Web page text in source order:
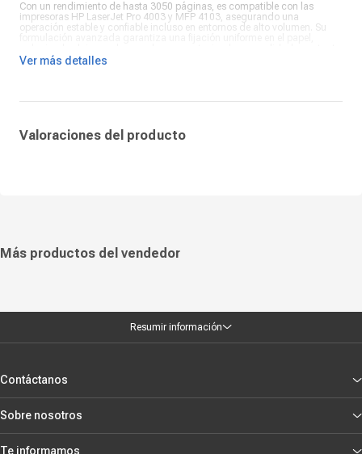
Con un rendimiento de hasta 3050 páginas, es compatible con las
impresoras HP LaserJet Pro 4003 y MFP 4103, asegurando una
operación estable y confiable incluso en entornos de alto volumen. Su
en impresiones largas o continuas.
rendimiento equilibrado y la calidad característica de HP lo convierten
Ver más detalles
Valoraciones del producto
Más productos del vendedor
Resumir información
Contáctanos
Sobre nosotros
Te informamos